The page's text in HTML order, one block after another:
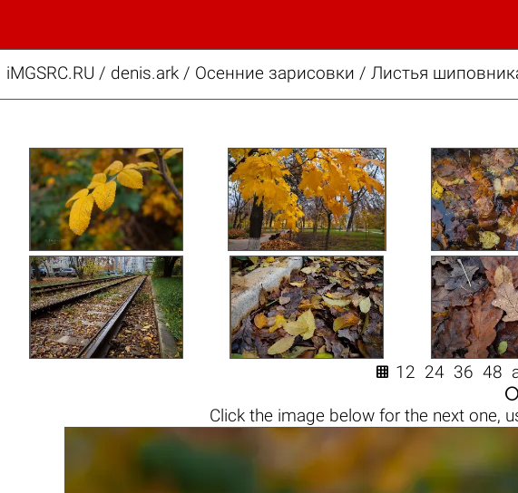
iMGSRC.RU / denis.ark/ Осенние зарисовки / Листья
 12 24 36 48

Click the image belowfor the next one,